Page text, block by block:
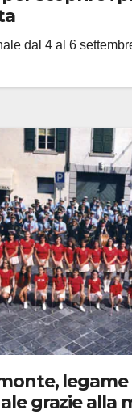
dal 4 al 6
legame
grazie alla